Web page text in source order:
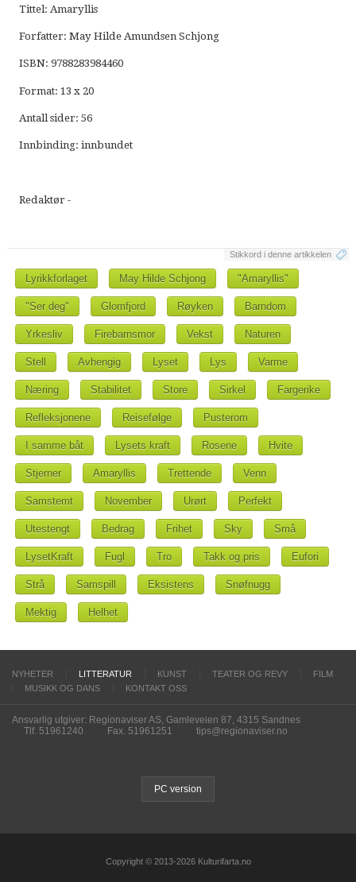
Tittel: Amaryllis
Forfatter: May Hilde Amundsen Schjong
ISBN: 9788283984460
Format: 13 x 20
Antall sider: 56
Innbinding: innbundet
Redaktør -
Stikkord i denne artikkelen
Lyrikkforlaget May Hilde Schjong "Amaryllis"
"Ser deg" Glomfjord Røyken Barndom
Yrkesliv Firebarnsmor Vekst Naturen
Stell Avhengig Lyset Lys Varme
Næring Stabilitet Store Sirkel Fargerike
Refleksjonene Reisefølge Pusterom
I samme båt Lysets kraft Rosene Hvite
Stjerner Amaryllis Trettende Venn
Samstemt November Urørt Perfekt
Utestengt Bedrag Frihet Sky Små
LysetKraft Fugl Tro Takk og pris Eufori
Strå Samspill Eksistens Snøfnugg
Mektig Helhet
NYHETER LITTERATUR KUNST TEATER OG REVY
FILM
MUSIKK OG DANS
KONTAKT OSS
Ansvarlig utgiver: Regionaviser AS, Gamleveien 87, 4315 Sandnes
Tlf. 51961240
Fax. 51961251 tips@regionaviser.no
PC version
Copyright © 2013-2026 Kulturifarta.no